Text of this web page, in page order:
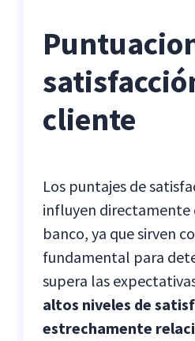
cliente
Los puntajes de
influyen directamente
banco, ya que sirven
fundamental para
supera las
altos niveles de
estrechamente